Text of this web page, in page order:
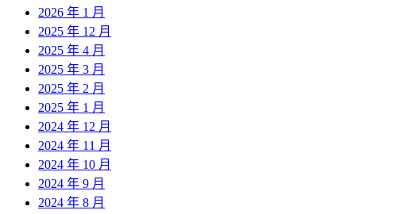
2026 年 1 月
2025 年 12 月
2025 年 4 月
2025 年 3 月
2025 年 2 月
2025 年 1 月
2024 年 12 月
2024 年 11 月
2024 年 10 月
2024 年 9 月
2024 年 8 月